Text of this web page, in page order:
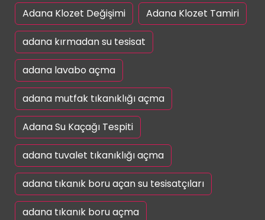
Adana Klozet Değişimi Adana Klozet Tamiri
adana kırmadan su tesisat
adana lavabo açma
adana mutfak tıkanıklığı açma
Adana Su Kaçağı Tespiti
adana tuvalet tıkanıklığı açma
adana tıkanık boru açan su tesisatçıları
adana tıkanık boru açma